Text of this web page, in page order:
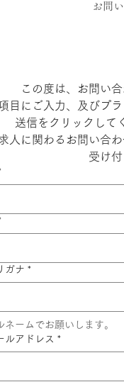
お問
この度は、お問い
目にご入力、及びプ
送信をクリックして
人に関わるお問い合
受け付
ガナ *
ネームでお願いします。
ルアドレス *